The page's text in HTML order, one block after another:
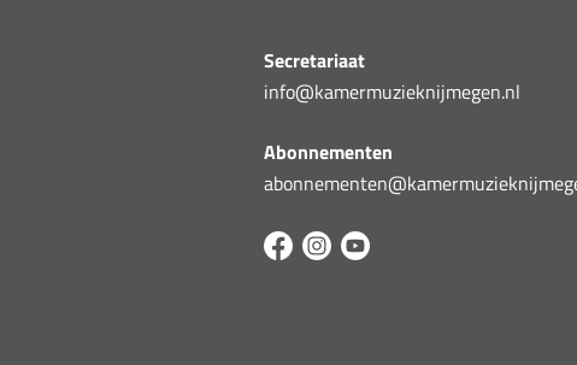
Secretariaat
info@kamermuzieknijmegen.nl
Abonnementen